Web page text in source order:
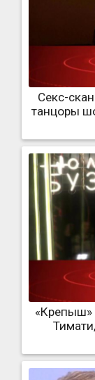
Секс-
танцоры